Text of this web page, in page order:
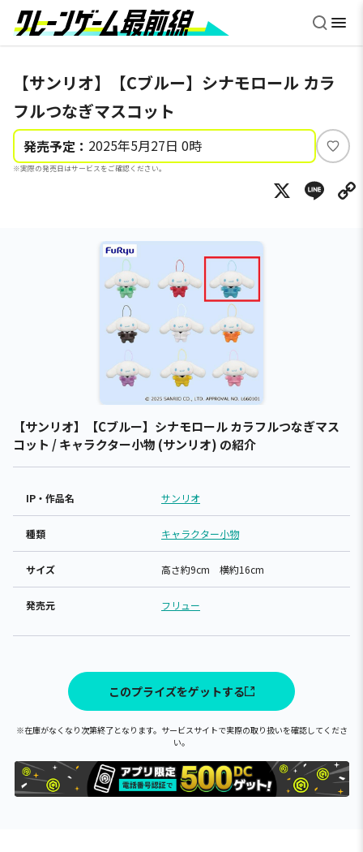
【サンリオ】【Cブルー】シナモロール カラ
フルつなぎマスコット
発売予定： 2025年5月27日 0時
※実際の発売日はサービスをご確認ください。
い
ね
X
【サンリオ】【Cブルー】シナモロール カラフルつなぎマス
コット / キャラクター小物 (サンリオ) の紹介
IP・作品名 サンリオ
種類 キャラクター小物
サイズ 高さ約9cm 横約16cm
発売元 フリュー
このプライズをゲットする
※在庫がなくなり次第終了となります。サービスサイトで実際の取り扱いを確認してくださ
い。